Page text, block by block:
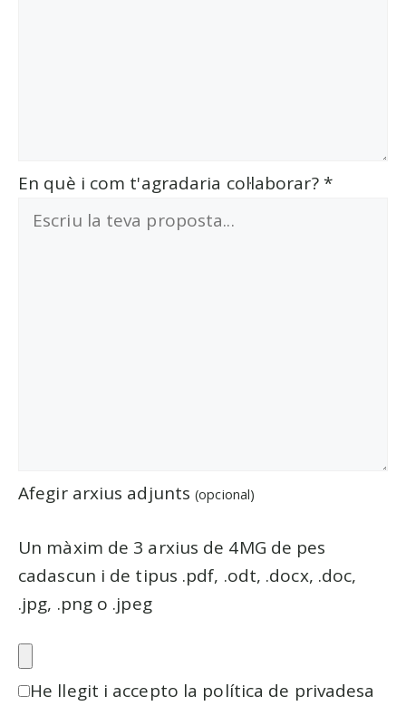
En què i com t'agradaria col·laborar? *
Afegir arxius adjunts(opcional)
Un màxim de 3 arxius de 4MG de pes
cadascun i de tipus .pdf, .odt, .docx, .doc,
.jpg, .png o .jpeg
He llegit i accepto la política de privadesa